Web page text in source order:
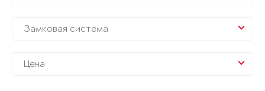
Замковая система
Цена